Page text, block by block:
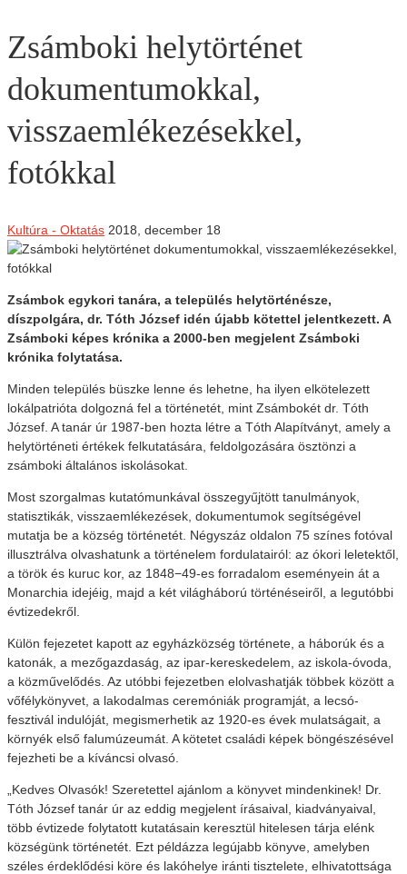
Zsámboki helytörténet
dokumentumokkal,
visszaemlékezésekkel,
fotókkal
Kultúra - Oktatás 2018, december 18
Zsámbok egykori tanára, a település helytörténésze,
díszpolgára, dr. Tóth József idén újabb kötettel jelentkezett. A
Zsámboki képes krónika a 2000-ben megjelent Zsámboki
krónika folytatása.
Minden település büszke lenne és lehetne, ha ilyen elkötelezett
lokálpatrióta dolgozná fel a történetét, mint Zsámbokét dr. Tóth
József. A tanár úr 1987-ben hozta létre a Tóth Alapítványt, amely a
helytörténeti értékek felkutatására, feldolgozására ösztönzi a
zsámboki általános iskolásokat.
Most szorgalmas kutatómunkával összegyűjtött tanulmányok,
statisztikák, visszaemlékezések, dokumentumok segítségével
mutatja be a község történetét. Négyszáz oldalon 75 színes fotóval
illusztrálva olvashatunk a történelem fordulatairól: az ókori leletektől,
a török és kuruc kor, az 1848−49-es forradalom eseményein át a
Monarchia idejéig, majd a két világháború történéseiről, a legutóbbi
évtizedekről.
Külön fejezetet kapott az egyházközség története, a háborúk és a
katonák, a mezőgazdaság, az ipar-kereskedelem, az iskola-óvoda,
a közművelődés. Az utóbbi fejezetben elolvashatják többek között a
vőfélykönyvet, a lakodalmas ceremóniák programját, a lecsó-
fesztivál indulóját, megismerhetik az 1920-es évek mulatságait, a
környék első falumúzeumát. A kötetet családi képek böngészésével
fejezheti be a kíváncsi olvasó.
„Kedves Olvasók! Szeretettel ajánlom a könyvet mindenkinek! Dr.
Tóth József tanár úr az eddig megjelent írásaival, kiadványaival,
több évtizede folytatott kutatásain keresztül hitelesen tárja elénk
községünk történetét. Ezt példázza legújabb könyve, amelyben
széles érdeklődési köre és lakóhelye iránti tisztelete, elhivatottsága